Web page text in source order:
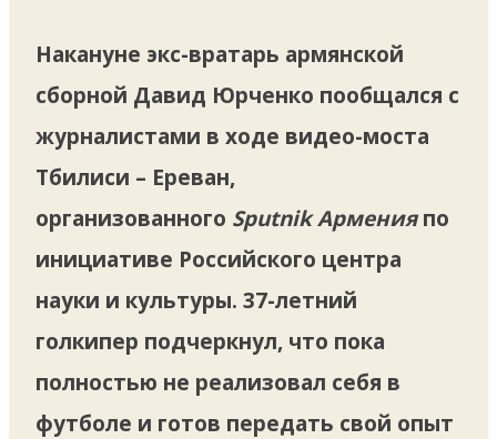
Накануне экс-вратарь армянской
сборной Давид Юрченко пообщался с
журналистами в ходе видео-моста
Тбилиси – Ереван,
организованного Sputnik Арменияпо
инициативе Российского центра
науки и культуры. 37-летний
голкипер подчеркнул, что пока
полностью не реализовал себя в
футболе и готов передать свой опыт